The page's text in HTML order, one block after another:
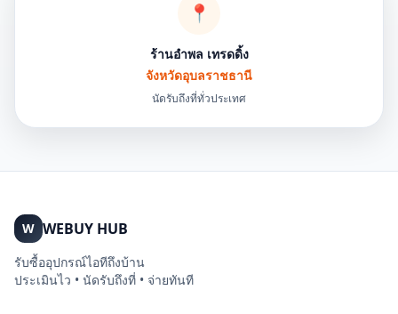
📍
ร้านอำพล เทรดดิ้ง
จังหวัดอุบลราชธานี
นัดรับถึงที่ทั่วประเทศ
W WEBUY HUB
รับซื้ออุปกรณ์ไอทีถึงบ้าน
ประเมินไว • นัดรับถึงที่ • จ่ายทันที